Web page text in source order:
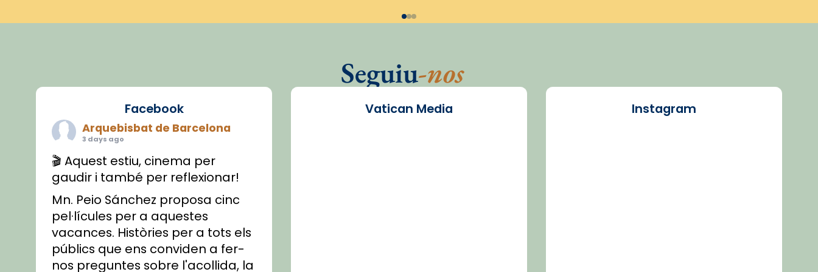
Seguiu-nos
Facebook
Arquebisbat de Barcelona
3 days ago
🎬 Aquest estiu, cinema per
gaudir i també per reflexionar!
Mn. Peio Sánchez proposa cinc
pel·lícules per a aquestes
vacances. Històries per a tots els
públics que ens conviden a fer-
nos preguntes sobre l'acollida, la
Vatican Media Instagram